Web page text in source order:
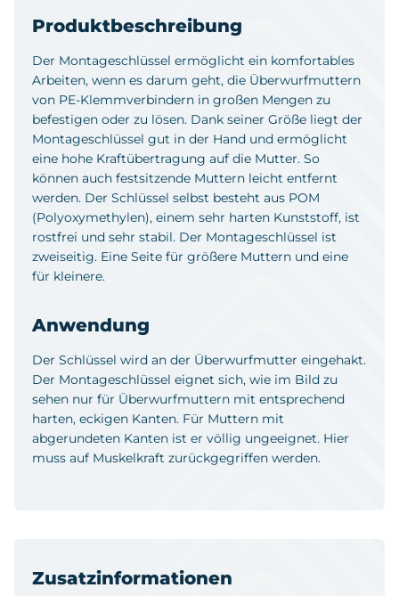
Produktbeschreibung
Der Montageschlüssel ermöglicht ein komfortables
Arbeiten, wenn es darum geht, die Überwurfmuttern
von PE-Klemmverbindern in großen Mengen zu
befestigen oder zu lösen. Dank seiner Größe liegt der
Montageschlüssel gut in der Hand und ermöglicht
eine hohe Kraftübertragung auf die Mutter. So
können auch festsitzende Muttern leicht entfernt
werden. Der Schlüssel selbst besteht aus POM
(Polyoxymethylen), einem sehr harten Kunststoff, ist
rostfrei und sehr stabil. Der Montageschlüssel ist
zweiseitig. Eine Seite für größere Muttern und eine
für kleinere.
Anwendung
Der Schlüssel wird an der Überwurfmutter eingehakt.
Der Montageschlüssel eignet sich, wie im Bild zu
sehen nur für Überwurfmuttern mit entsprechend
harten, eckigen Kanten. Für Muttern mit
abgerundeten Kanten ist er völlig ungeeignet. Hier
muss auf Muskelkraft zurückgegriffen werden.
Zusatzinformationen